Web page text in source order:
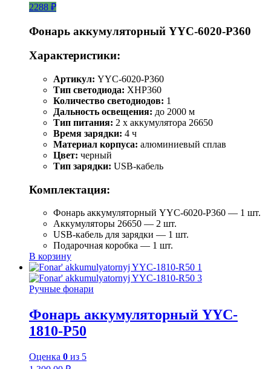
2288 ₽
Фонарь аккумуляторный YYC-6020-P360
Характеристики:
Артикул: YYC-6020-P360
Тип светодиода: XHP360
Количество светодиодов: 1
Дальность освещения: до 2000 м
Тип питания: 2 x аккумулятора 26650
Время зарядки: 4 ч
Материал корпуса: алюминиевый сплав
Цвет: черный
Тип зарядки: USB-кабель
Комплектация:
Фонарь аккумуляторный YYC-6020-P360 — 1 шт.
Аккумуляторы 26650 — 2 шт.
USB-кабель для зарядки — 1 шт.
Подарочная коробка — 1 шт.
В корзину
Ручные фонари
Фонарь аккумуляторный YYC-
1810-Р50
Оценка 0 из 5